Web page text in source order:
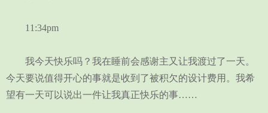
11:34pm
我今天快乐吗？我在睡前会感谢主又让我渡过了一天。
今天要说值得开心的事就是收到了被积欠的设计费用。我希
望有一天可以说出一件让我真正快乐的事……